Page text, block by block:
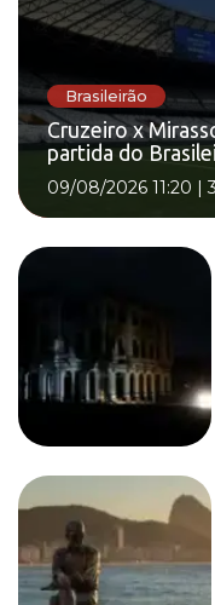
Brasileirão
Cruzeiro x
partida do
09/08/2026 11:20 |